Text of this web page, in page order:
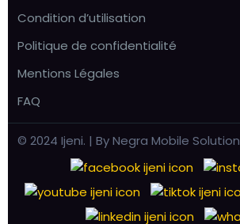
Condition d’utilisation
Politique de confidentialité
Mentions Légales
FAQ
© 2024 Ijeni. | By Negra Mobile Solution